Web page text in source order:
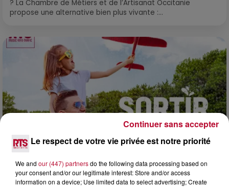
? La Chambre de Métiers et de l’Artisanat Occitanie
propose une alternative bien plus vivante :...
7 août 2026
Le respect de votre vie privée est notre priorité
We and our (447) partnersdo the following data processing based on
your consent and/or our legitimate interest: Store and/or access
information on a device; Use limited data to select advertising; Create
Continuer sans accepter